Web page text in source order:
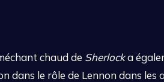
chaud de Sherlocka
dans le rôle de Lennon dans